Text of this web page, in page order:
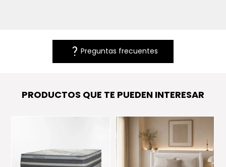
question_mark Preguntas frecuentes
PRODUCTOS QUE TE PUEDEN INTERESAR